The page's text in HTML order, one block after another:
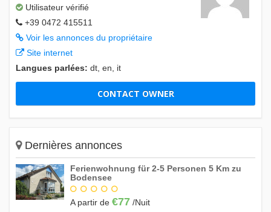
Utilisateur vérifié
+39 0472 415511
Voir les annonces du propriétaire
Site internet
Langues parlées: dt, en, it
CONTACT OWNER
Dernières annonces
Ferienwohnung für 2-5 Personen 5 Km zu
Bodensee
A partir de €77 /Nuit